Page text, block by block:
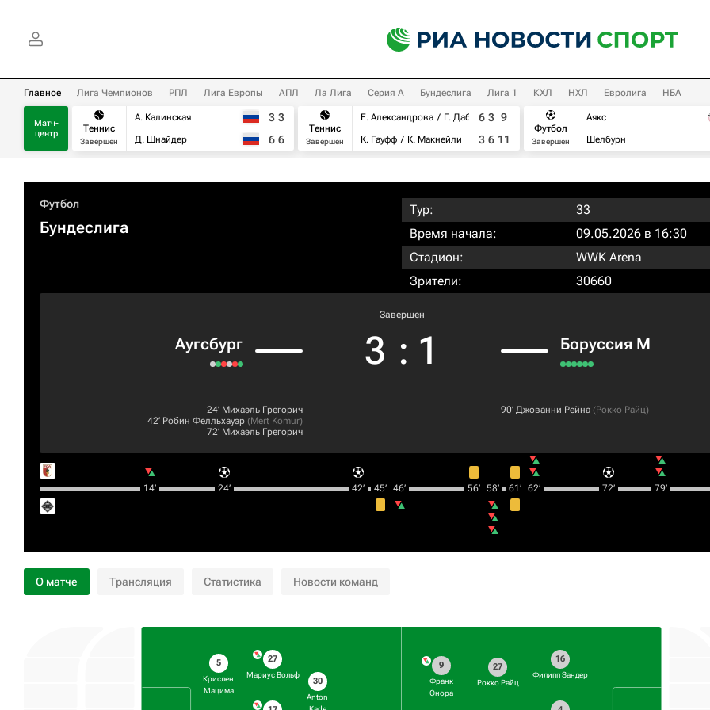
Главное Лига Чемпионов РПЛ Лига Европы АПЛ Ла Лига Серия А Бундеслига Лига 1 КХЛ НХЛ Евролига НБА
Матч-
центр
Теннис
Завершен
А. Калинская
Д. Шнайдер
3 3
6 6
Теннис
Завершен
Е. Александрова
Г. Дабровски
К. Гауфф
К. Макнейли
6 3 9
3 6 11
Футбол
Завершен
Аякс
Шелбурн
Футбол
Бундеслига
Тур:
33
Время начала:
09.05.2026 в 16:30
Стадион:
WWK Arena
Зрители:
30660
Аугсбург
Завершен
3 : 1 Боруссия М
24‎’‎ Михаэль Грегорич
42‎’‎ Робин Фелльхауэр (Mert Komur)
72‎’‎ Михаэль Грегорич
90‎’‎ Джованни Рейна (Рокко Райц)
14‎’‎ 24‎’‎ 42‎’‎ 45‎’‎ 46‎’‎ 56‎’‎ 58‎’‎ 61‎’‎ 62‎’‎ 72‎’‎ 79‎’‎
О матче Трансляция Статистика Новости команд
5
Крислен
Мацима
27
Мариус Вольф
30
Anton
16
Филипп Зандер
27
Рокко Райц
9
Франк
Онора